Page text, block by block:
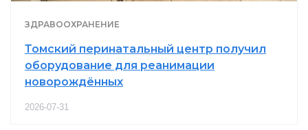
ЗДРАВООХРАНЕНИЕ
Томский перинатальный центр получил
оборудование для реанимации
новорождённых
2026-07-31